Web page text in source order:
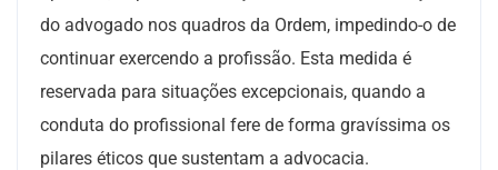
do advogado nos quadros da Ordem, impedindo-o de
continuar exercendo a profissão. Esta medida é
reservada para situações excepcionais, quando a
conduta do profissional fere de forma gravíssima os
pilares éticos que sustentam a advocacia.